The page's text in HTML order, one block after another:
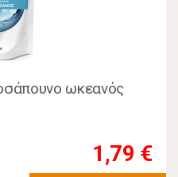
ωκεανός
1,79 €